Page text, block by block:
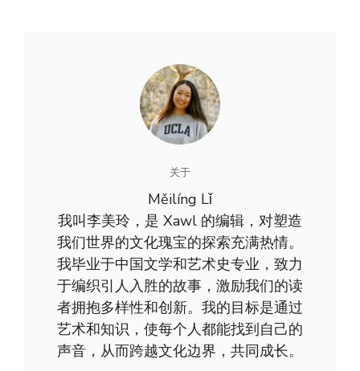
关于
Měilíng Lǐ
我叫李美玲，是 Xawl 的编辑，对塑造
我们世界的文化瑰宝的探索充满热情。
我毕业于中国文学和艺术史专业，致力
于编织引人入胜的故事，激励我们的读
者拥抱多样性和创新。我的目标是通过
艺术和知识，使每个人都能找到自己的
声音，从而跨越文化边界，共同成长。